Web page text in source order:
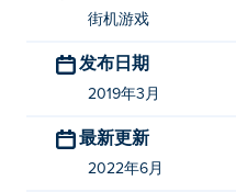
街机游戏
发布日期
2019年3月
最新更新
2022年6月